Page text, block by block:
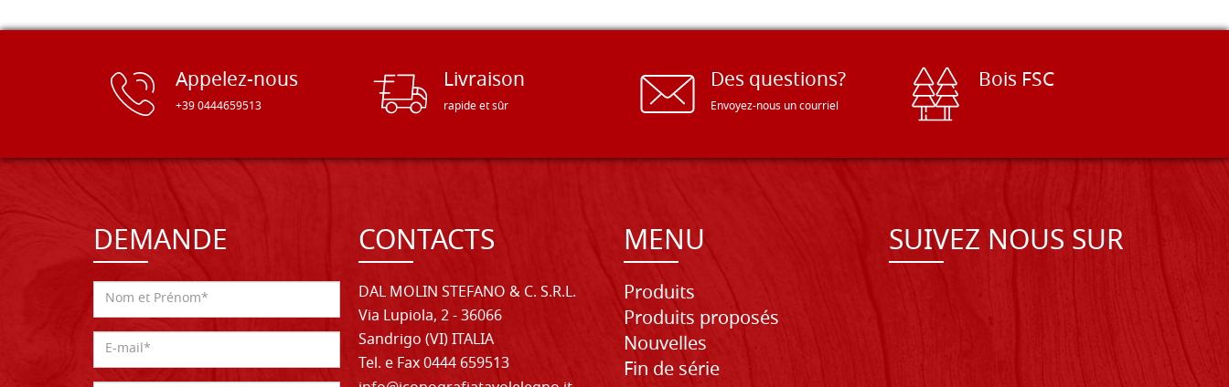
Appelez-nous
+39 0444659513
Livraison
rapide et sûr
Des questions?
Envoyez-nous un courriel
Bois FSC
DEMANDE CONTACTS
DAL MOLIN STEFANO & C. S.R.L.
Via Lupiola, 2 - 36066
Sandrigo (VI) ITALIA
Tel. e Fax 0444 659513
MENU
Produits
Produits proposés
Nouvelles
Fin de série
SUIVEZ NOUS SUR